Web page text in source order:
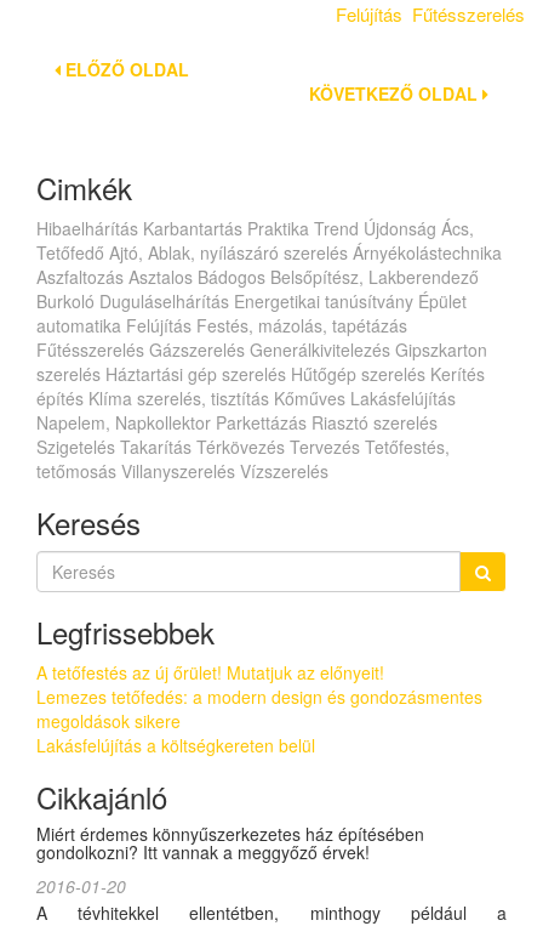
Felújítás Fűtésszerelés
ELŐZŐ OLDAL
KÖVETKEZŐ OLDAL
Cimkék
Hibaelhárítás Karbantartás Praktika Trend Újdonság Ács,
Tetőfedő Ajtó, Ablak, nyílászáró szerelés Árnyékolástechnika
Aszfaltozás Asztalos Bádogos Belsőpítész, Lakberendező
Burkoló Duguláselhárítás Energetikai tanúsítvány Épület
automatika Felújítás Festés, mázolás, tapétázás
Fűtésszerelés Gázszerelés Generálkivitelezés Gipszkarton
szerelés Háztartási gép szerelés Hűtőgép szerelés Kerítés
építés Klíma szerelés, tisztítás Kőműves Lakásfelújítás
Napelem, Napkollektor Parkettázás Riasztó szerelés
Szigetelés Takarítás Térkövezés Tervezés Tetőfestés,
tetőmosás Villanyszerelés Vízszerelés
Keresés
Legfrissebbek
A tetőfestés az új őrület! Mutatjuk az előnyeit!
Lemezes tetőfedés: a modern design és gondozásmentes
megoldások sikere
Lakásfelújítás a költségkereten belül
Cikkajánló
Miért érdemes könnyűszerkezetes ház építésében
gondolkozni? Itt vannak a meggyőző érvek!
2016-01-20
A tévhitekkel ellentétben, minthogy például a